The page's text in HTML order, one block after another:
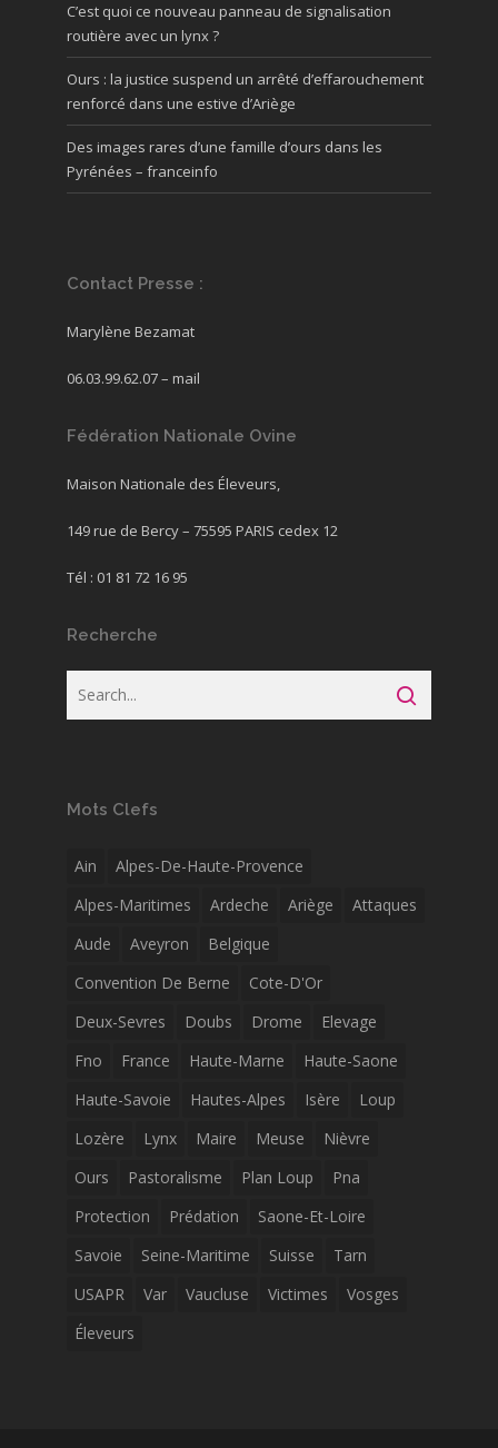
C’est quoi ce nouveau panneau de signalisation
routière avec un lynx ?
Ours : la justice suspend un arrêté d’effarouchement
renforcé dans une estive d’Ariège
Des images rares d’une famille d’ours dans les
Pyrénées – franceinfo
Contact Presse :
Marylène Bezamat
06.03.99.62.07 – mail
Fédération Nationale Ovine
Maison Nationale des Éleveurs,
149 rue de Bercy – 75595 PARIS cedex 12
Tél : 01 81 72 16 95
Recherche
Mots Clefs
Ain
Alpes-De-Haute-Provence
Alpes-Maritimes
Ardeche Ariège
Attaques
Aude
Aveyron
Belgique
Convention De Berne
Cote-D'Or
Deux-Sevres
Doubs Drome
Elevage
Fno
France Haute-Marne
Haute-Saone
Haute-Savoie
Hautes-Alpes Isère
Loup
Lozère
Lynx Maire Meuse
Nièvre
Ours
Pastoralisme Plan Loup
Pna
Protection
Prédation
Saone-Et-Loire
Savoie
Seine-Maritime Suisse
Tarn
USAPR
Var Vaucluse Victimes
Vosges
Éleveurs